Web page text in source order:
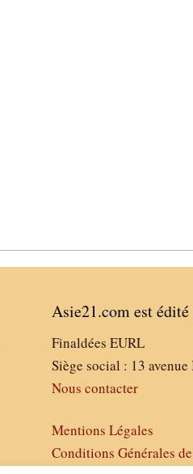
Asie21.com est édité
Finaldées EURL
Siège social : 13
Nous contacter
Mentions Légales
Conditions Générales